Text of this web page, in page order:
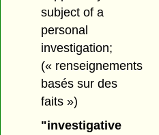
subject of a
personal
investigation;
(« renseignements
basés sur des
faits »)
"investigative